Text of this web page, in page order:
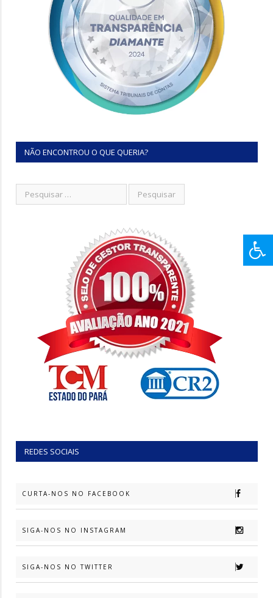
NÃO ENCONTROU O QUE QUERIA?
REDES SOCIAIS
CURTA-NOS NO FACEBOOK
SIGA-NOS NO INSTAGRAM
SIGA-NOS NO TWITTER